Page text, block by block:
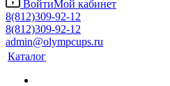
ВойтиМой кабинет
8(812)309-92-12
8(812)309-92-12
admin@olympcups.ru
Каталог